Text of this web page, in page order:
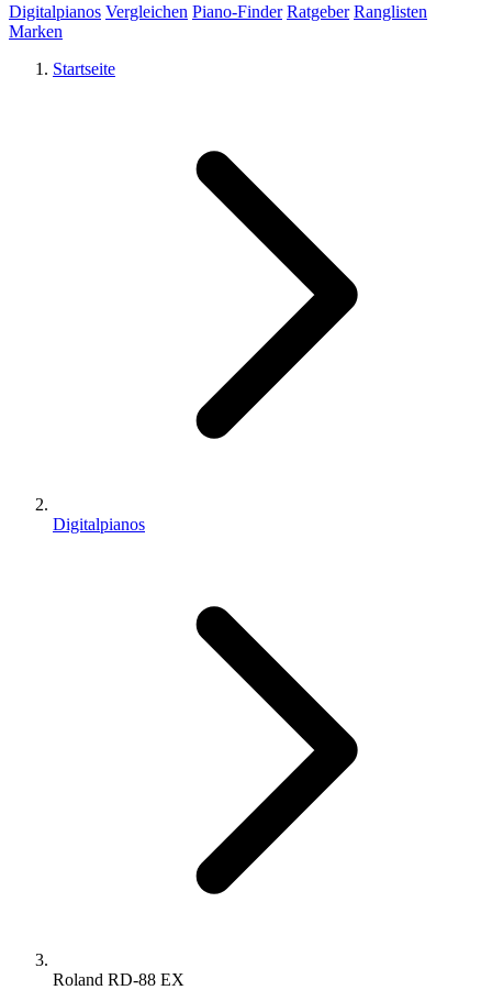
Digitalpianos Vergleichen Piano-Finder Ratgeber Ranglisten
Marken
Startseite
Digitalpianos
Roland RD-88 EX